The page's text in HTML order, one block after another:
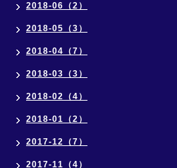
2018-06（2）
2018-05（3）
2018-04（7）
2018-03（3）
2018-02（4）
2018-01（2）
2017-12（7）
2017-11（4）